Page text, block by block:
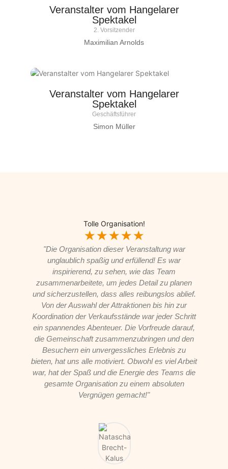
Veranstalter vom Hangelarer
Spektakel
2. Vorsitzender
Maximilian Arnolds
Veranstalter vom Hangelarer
Spektakel
Geschäftsführer
Simon Müller
Tolle Organisation!
☆☆☆☆☆
"Die Organisation dieser Veranstaltung war
unglaublich spaßig und erfüllend! Es war
inspirierend, zu sehen, wie das Team
zusammenarbeitete, um jedes Detail zu planen
und sicherzustellen, dass alles reibungslos ablief.
Von der Auswahl der Attraktionen bis hin zur
Koordination der Verkaufsstände war jeder Schritt
ein spannendes Abenteuer. Die Vorfreude darauf,
die Gemeinschaft zusammenzubringen und den
Besuchern ein unvergessliches Erlebnis zu
bieten, hat uns alle motiviert. Obwohl es viel Arbeit
war, hat der Spaß und die Energie des Teams die
gesamte Organisation zu einem absoluten
Vergnügen gemacht!"